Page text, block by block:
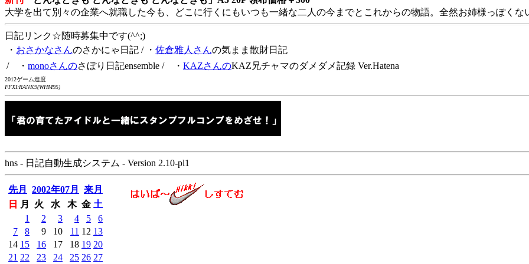
大学を出て別々の企業へ就職した今も、どこに行くにもいつも一緒な二人の今までとこれからの物語。全然お姉様っぽくな
日記リンク☆随時募集中です(^^;)
・ おさかなさんのさかにゃ日記 / ・ 佐倉雅人さんの気まま散財日記
/ ・ monoさんのさぼり日記ensemble / ・ KAZさんのKAZ兄チャマのダメダメ記録 Ver.Hatena
2012ゲーム進度
FFXI:RANK9(WHM95)
hns - 日記自動生成システム - Version 2.10-pl1
先月 2002年07月
来月
日
月 火 水 木 金 土
1
2 3 4 5
6
7
8 9 10 11 12 13
14 15 16 17 18 19 20
21 22 23 24 25 26 27